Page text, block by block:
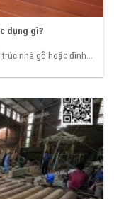
dụng gì?
nhà gỗ hoặc đình...